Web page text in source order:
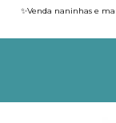
✨Venda naninhas e